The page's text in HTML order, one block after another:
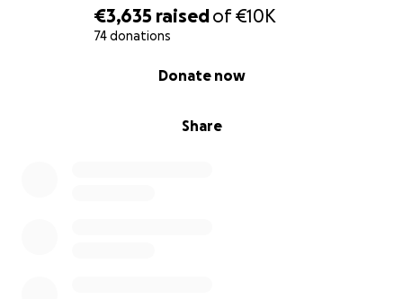
€3,635 raisedof€10K
74 donations
Share
Donate now